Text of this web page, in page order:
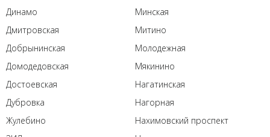
Динамо
Дмитровская
Добрынинская
Домодедовская
Достоевская
Дубровка
Жулебино
Минская
Митино
Молодежная
Мякинино
Нагатинская
Нагорная
Нахимовский проспект